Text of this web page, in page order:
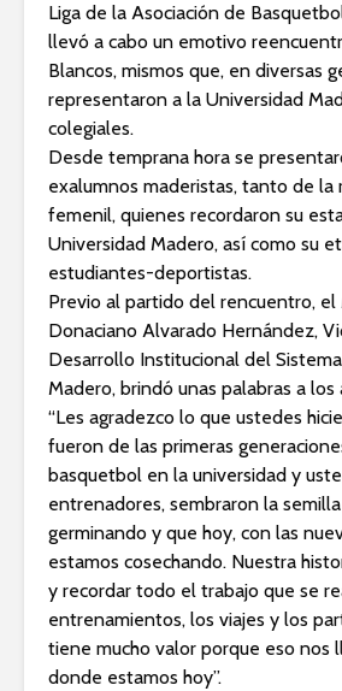
Liga de la Asociación de
llevó a cabo un emotivo
Blancos, mismos que, en diversas
representaron a la Universidad
colegiales.
Desde temprana hora se
exalumnos maderistas, tanto de la
femenil, quienes recordaron su
Universidad Madero, así como su
estudiantes-deportistas.
Previo al partido del rencuentro, el
Donaciano Alvarado Hernández,
Desarrollo Institucional del
Madero, brindó unas palabras a los
“Les agradezco lo que ustedes
fueron de las primeras
basquetbol en la universidad y
entrenadores, sembraron la
germinando y que hoy, con las
estamos cosechando. Nuestra
y recordar todo el trabajo que se
entrenamientos, los viajes y los
tiene mucho valor porque eso nos
donde estamos hoy”.